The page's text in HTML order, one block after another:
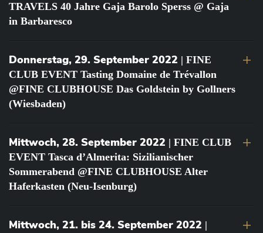
TRAVELS 40 Jahre Gaja Barolo Sperss @ Gaja
in Barbaresco
Donnerstag, 29. September 2022 | FINE
CLUB EVENT Tasting Domaine de Trévallon
@FINE CLUBHOUSE Das Goldstein by Gollners
(Wiesbaden)
Mittwoch, 28. September 2022 | FINE CLUB
EVENT Tasca d’Almerita: Sizilianischer
Sommerabend @FINE CLUBHOUSE Alter
Haferkasten (Neu-Isenburg)
Mittwoch, 21. bis 24. September 2022 |